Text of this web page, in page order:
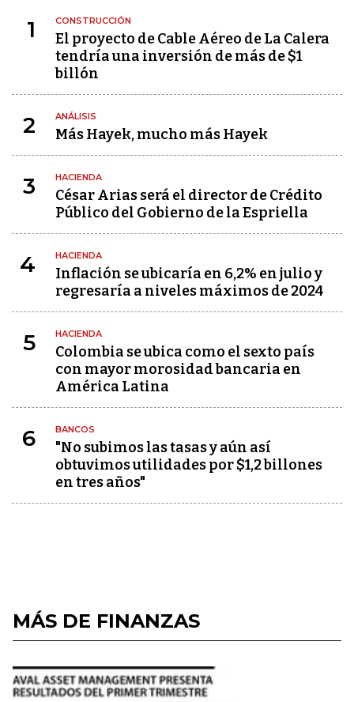
1 CONSTRUCCIÓN
El proyecto de Cable Aéreo de La Calera
tendría una inversión de más de $1
billón
2 ANÁLISIS
Más Hayek, mucho más Hayek
3 HACIENDA
César Arias será el director de Crédito
Público del Gobierno de la Espriella
4 HACIENDA
Inflación se ubicaría en 6,2% en julio y
regresaría a niveles máximos de 2024
5 HACIENDA
Colombia se ubica como el sexto país
con mayor morosidad bancaria en
América Latina
6 BANCOS
"No subimos las tasas y aún así
obtuvimos utilidades por $1,2 billones
en tres años"
MÁS DE FINANZAS